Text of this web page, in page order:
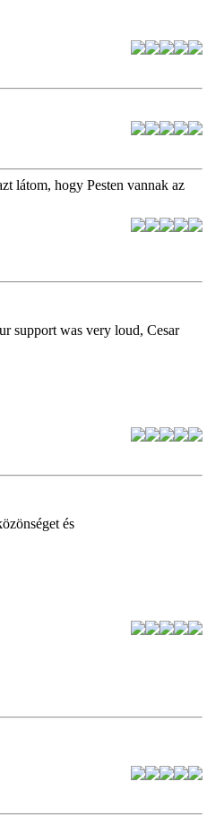
látom, hogy Pesten vannak az
support was very loud, Cesar
és